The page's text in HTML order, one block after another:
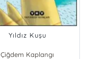
Yıldız Kuşu
Çiğdem Kaplangı